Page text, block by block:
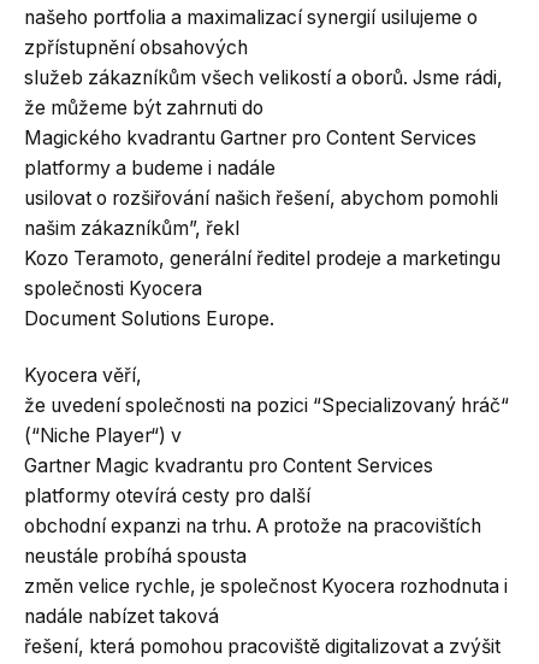
našeho portfolia a maximalizací synergií usilujeme o
zpřístupnění obsahových
služeb zákazníkům všech velikostí a oborů. Jsme rádi,
že můžeme být zahrnuti do
Magického kvadrantu Gartner pro Content Services
platformy a budeme i nadále
usilovat o rozšiřování našich řešení, abychom pomohli
našim zákazníkům”, řekl
Kozo Teramoto, generální ředitel prodeje a marketingu
společnosti Kyocera
Document Solutions Europe.
Kyocera věří,
že uvedení společnosti na pozici “Specializovaný hráč“
(“Niche Player“) v
Gartner Magic kvadrantu pro Content Services
platformy otevírá cesty pro další
obchodní expanzi na trhu. A protože na pracovištích
neustále probíhá spousta
změn velice rychle, je společnost Kyocera rozhodnuta i
nadále nabízet taková
řešení, která pomohou pracoviště digitalizovat a zvýšit